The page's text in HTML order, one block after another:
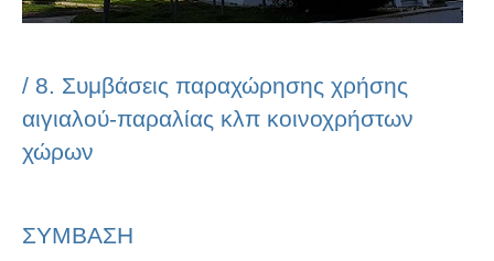
/ 8. Συμβάσεις παραχώρησης χρήσης
αιγιαλού-παραλίας κλπ κοινοχρήστων
χώρων
ΣΥΜΒΑΣΗ